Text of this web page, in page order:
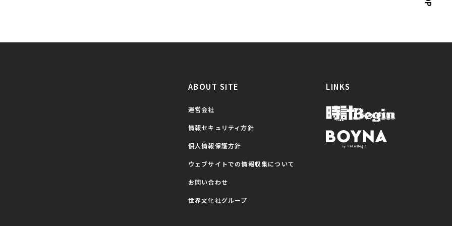
ABOUT SITE
運営会社
情報セキュリティ方針
個人情報保護方針
ウェブサイトでの情報収集について
お問い合わせ
世界文化社グループ
LINKS